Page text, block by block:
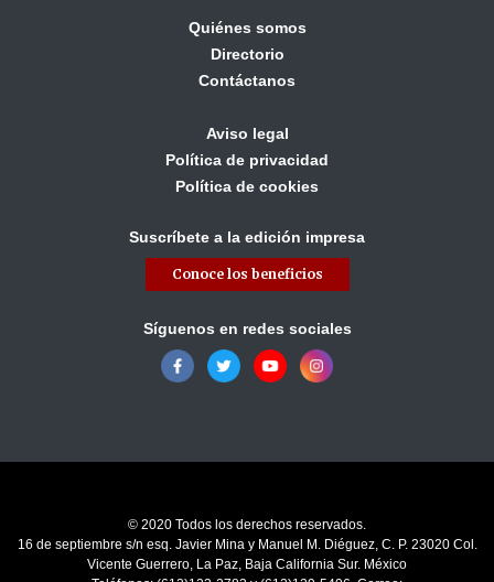
Quiénes somos
Directorio
Contáctanos
Aviso legal
Política de privacidad
Política de cookies
Suscríbete a la edición impresa
Conoce los beneficios
Síguenos en redes sociales
© 2020 Todos los derechos reservados.
16 de septiembre s/n esq. Javier Mina y Manuel M. Diéguez, C. P. 23020 Col.
Vicente Guerrero, La Paz, Baja California Sur. México